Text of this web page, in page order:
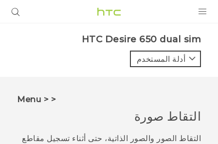
VIVE
VIVERSE
البرامج + التطبيقات
HTC Desire 650 dual sim‎
أدلة المستخدم
< < Menu
التقاط صورة
التقاط الصور والصور الذاتية، حتى أثناء تسجيل مقاطع